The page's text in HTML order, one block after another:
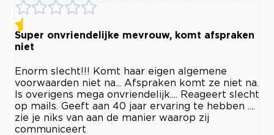
Super onvriendelijke mevrouw, komt afspraken
niet
Enorm slecht!!! Komt haar eigen algemene
voorwaarden niet na... Afspraken komt ze niet na.
Is overigens mega onvriendelijk.... Reageert slecht
op mails. Geeft aan 40 jaar ervaring te hebben ....
zie je niks van aan de manier waarop zij
communiceert